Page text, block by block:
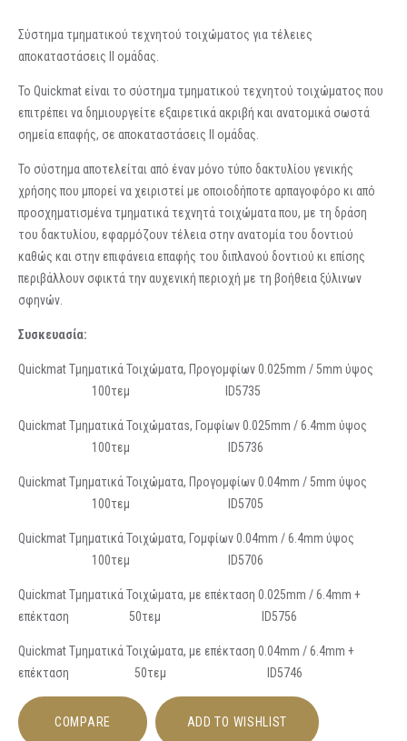
Σύστημα τμηματικού τεχνητού τοιχώματος για τέλειες
αποκαταστάσεις ΙΙ ομάδας.
Το Quickmat είναι το σύστημα τμηματικού τεχνητού τοιχώματος που
επιτρέπει να δημιουργείτε εξαιρετικά ακριβή και ανατομικά σωστά
σημεία επαφής, σε αποκαταστάσεις ΙΙ ομάδας.
Το σύστημα αποτελείται από έναν μόνο τύπο δακτυλίου γενικής
χρήσης που μπορεί να χειριστεί με οποιοδήποτε αρπαγοφόρο κι από
προσχηματισμένα τμηματικά τεχνητά τοιχώματα που, με τη δράση
του δακτυλίου, εφαρμόζουν τέλεια στην ανατομία του δοντιού
καθώς και στην επιφάνεια επαφής του διπλανού δοντιού κι επίσης
περιβάλλουν σφικτά την αυχενική περιοχή με τη βοήθεια ξύλινων
σφηνών.
Συσκευασία:
Quickmat Τμηματικά Τοιχώματα, Προγομφίων 0.025mm / 5mm ύψος
100τεμ ID5735
Quickmat Τμηματικά Τοιχώματαs, Γομφίων 0.025mm / 6.4mm ύψος
100τεμ ID5736
Quickmat Τμηματικά Τοιχώματα, Προγομφίων 0.04mm / 5mm ύψος
100τεμ ID5705
Quickmat Τμηματικά Τοιχώματα, Γομφίων 0.04mm / 6.4mm ύψος
100τεμ ID5706
Quickmat Τμηματικά Τοιχώματα, με επέκταση 0.025mm / 6.4mm +
επέκταση 50τεμ ID5756
Quickmat Τμηματικά Τοιχώματα, με επέκταση 0.04mm / 6.4mm +
επέκταση 50τεμ ID5746
COMPARE ADD TO WISHLIST